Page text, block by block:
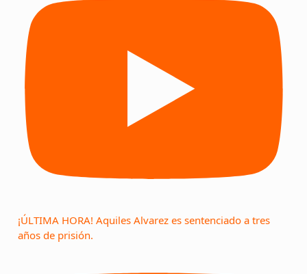
¡ÚLTIMA HORA! Aquiles Alvarez es sentenciado a tres
años de prisión.